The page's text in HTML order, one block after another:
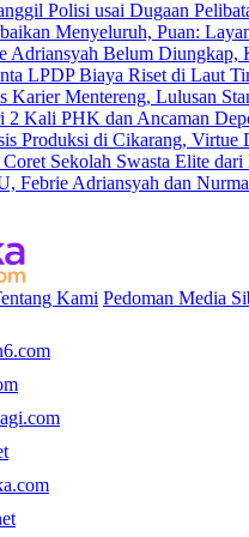
Polisi usai Dugaan
Menyeluruh, Puan:
Adriansyah Belum Diungkap,
LPDP Biaya Riset di Laut
Karier Mentereng, Lulusan
2 Kali PHK dan Ancaman
Produksi di Cikarang,
Sekolah Swasta Elite
Febrie Adriansyah dan
Kami Pedoman Media